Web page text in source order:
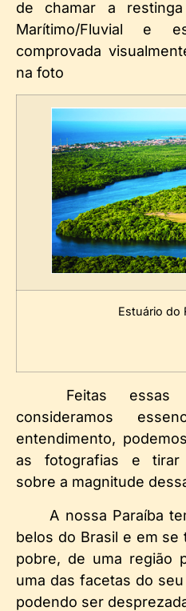
de chamar a
Marítimo/Fluvial e
comprovada
na foto
Estuário do
Feitas essas
consideramos
entendimento,
as fotografias e tirar
sobre a magnitude
A nossa Paraíba
belos do Brasil e em
pobre, de uma região
uma das facetas do
podendo ser